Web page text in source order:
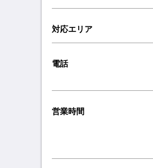
対応エリア
電話
営業時間